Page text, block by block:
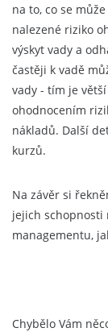
na to, co se
nalezené riziko
výskyt vady a
častěji k vadě
vady - tím je
ohodnocením
nákladů. Další
kurzů.
Na závěr si
jejich schopnosti
managementu,
Chybělo Vám